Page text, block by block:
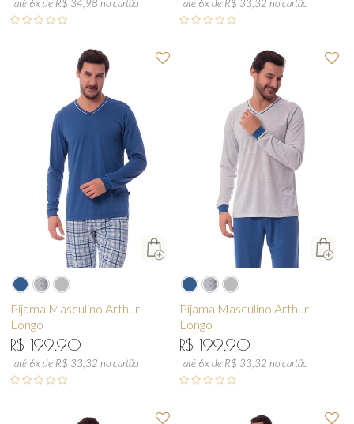
até 6x de R$ 34,98 no cartão até 6x de R$ 33,32 no cartão
Pijama Masculino Arthur
Longo
R$ 199,90
até 6x de R$ 33,32 no cartão
Pijama Masculino Arthur
Longo
R$ 199,90
até 6x de R$ 33,32 no cartão